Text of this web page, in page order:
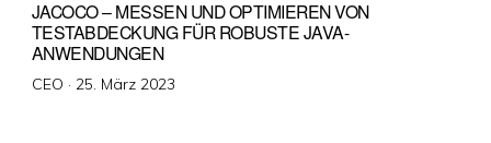
JACOCO – MESSEN UND OPTIMIEREN VON
TESTABDECKUNG FÜR ROBUSTE JAVA-
ANWENDUNGEN
CEO · Veröffentlicht
25. März 2023